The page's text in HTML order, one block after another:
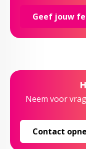
Geef jouw
Neem voor
Contact